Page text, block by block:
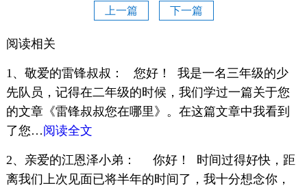
上一篇 下一篇
阅读相关
1、敬爱的雷锋叔叔： 您好！ 我是一名三年级的少
先队员，记得在二年级的时候，我们学过一篇关于您
的文章《雷锋叔叔您在哪里》。在这篇文章中我看到
了您…阅读全文
2、亲爱的江恩泽小弟： 你好！ 时间过得好快，距
离我们上次见面已将半年的时间了，我十分想念你，